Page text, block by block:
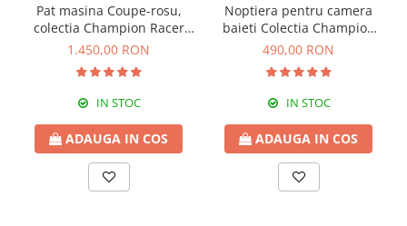
Pat masina Coupe-rosu,
colectia Champion Racer
90x190 Cm
1.450,00 RON
IN STOC
ADAUGA IN COS
Noptiera pentru camera
baieti Colectia Champion
Racer
490,00 RON
IN STOC
ADAUGA IN COS